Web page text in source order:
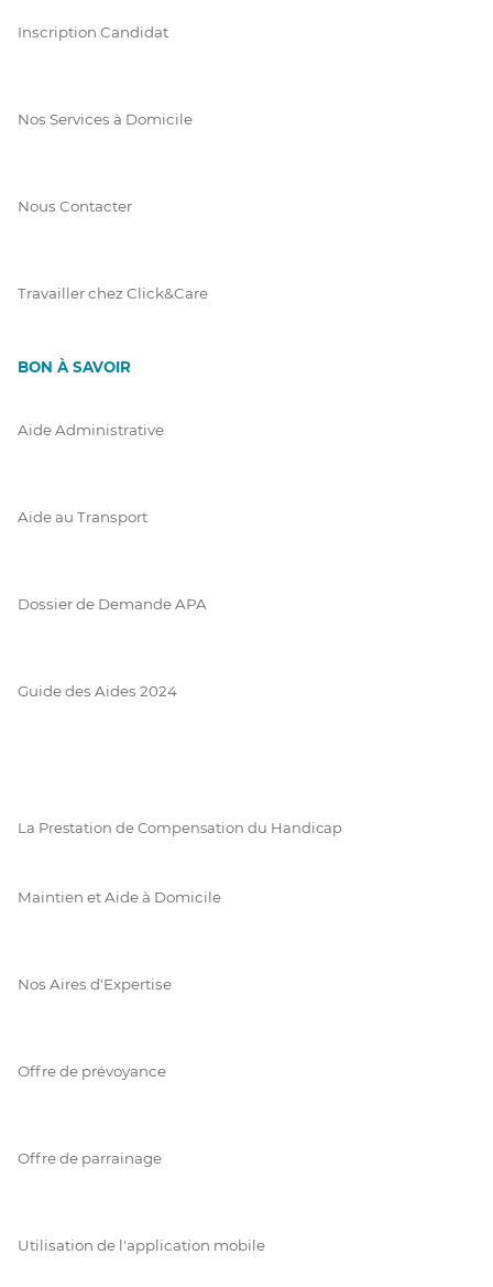
Inscription Candidat
Nos Services à Domicile
Nous Contacter
Travailler chez Click&Care
BON À SAVOIR
Aide Administrative
Aide au Transport
Dossier de Demande APA
Guide des Aides 2024
La Prestation de Compensation du Handicap
Maintien et Aide à Domicile
Nos Aires d'Expertise
Offre de prévoyance
Offre de parrainage
Utilisation de l'application mobile